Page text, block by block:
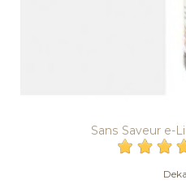
Sans Saveur e-